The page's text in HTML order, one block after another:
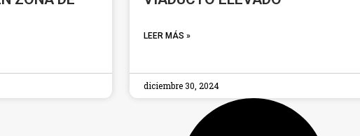
LEER MÁS »
diciembre 30, 2024